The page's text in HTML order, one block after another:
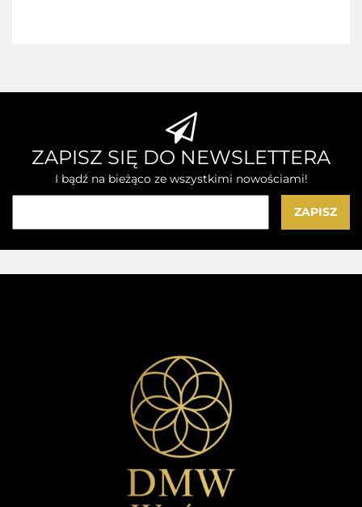
ZAPISZ SIĘ DO NEWSLETTERA
I bądź na bieżąco ze wszystkimi nowościami!